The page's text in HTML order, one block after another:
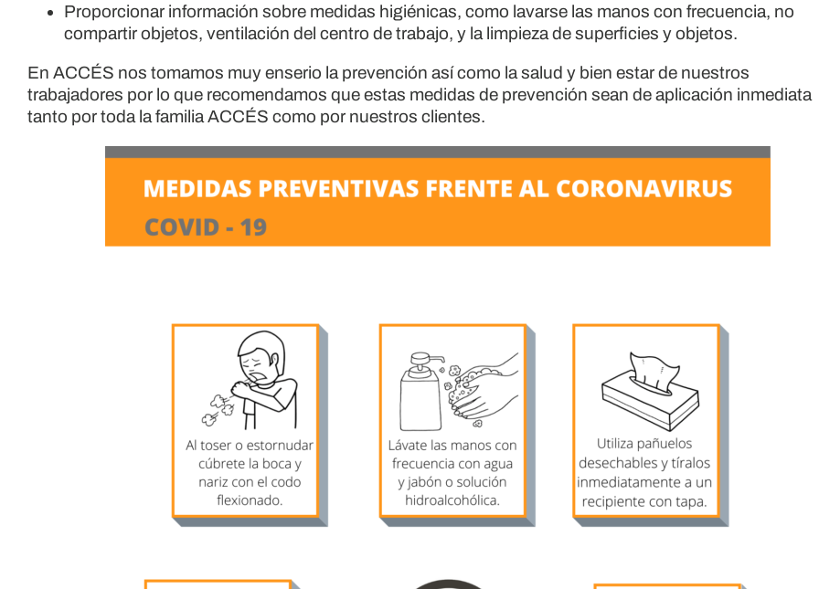
Proporcionar información sobre medidas higiénicas, como lavarse las manos con frecuencia, no
compartir objetos, ventilación del centro de trabajo, y la limpieza de superficies y objetos.
En ACCÉS nos tomamos muy enserio la prevención así como la salud y bien estar de nuestros
trabajadores por lo que recomendamos que estas medidas de prevención sean de aplicación inmediata
tanto por toda la familia ACCÉS como por nuestros clientes.